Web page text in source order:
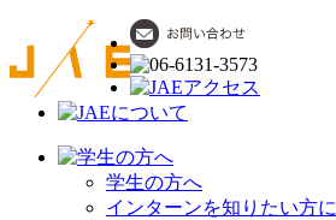
学生の方へ
インターンを知りたい方に